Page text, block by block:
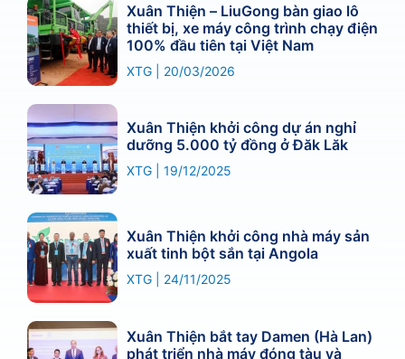
Xuân Thiện – LiuGong bàn giao lô
thiết bị, xe máy công trình chạy điện
100% đầu tiên tại Việt Nam
XTG 20/03/2026
Xuân Thiện khởi công dự án nghỉ
dưỡng 5.000 tỷ đồng ở Đăk Lăk
XTG 19/12/2025
Xuân Thiện khởi công nhà máy sản
xuất tinh bột sắn tại Angola
XTG 24/11/2025
Xuân Thiện bắt tay Damen (Hà Lan)
phát triển nhà máy đóng tàu và